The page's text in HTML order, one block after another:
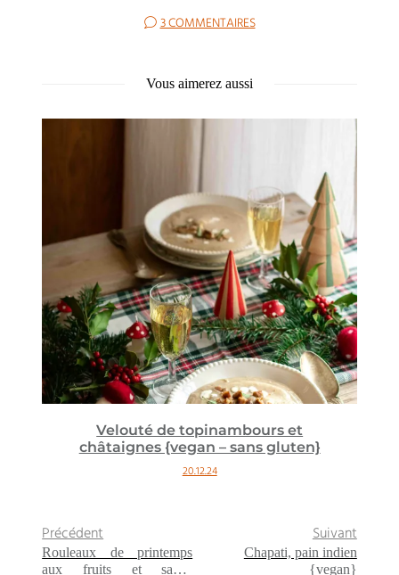
3 COMMENTAIRES
Vous aimerez aussi
Velouté de topinambours et
châtaignes {vegan – sans gluten}
20.12.24
Précédent
Rouleaux de printemps
aux fruits et sauce
Suivant
Chapati, pain indien
{vegan}